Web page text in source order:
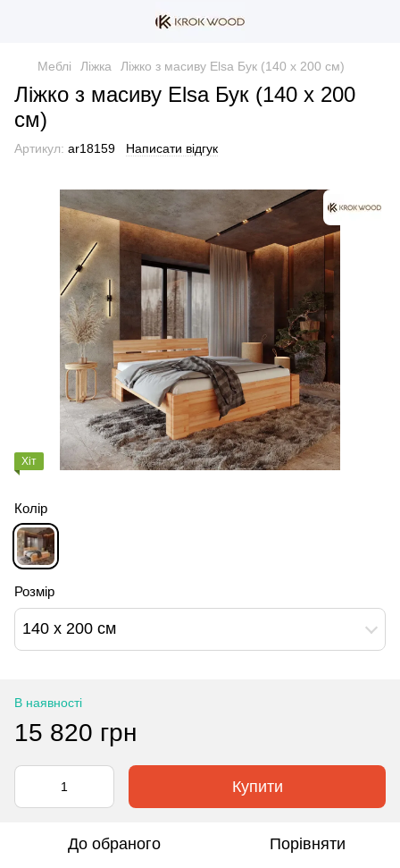
Меблі Ліжка Ліжко з масиву Elsa Бук (140 х 200 см)
Ліжко з масиву Elsa Бук (140 х 200
см)
Артикул: ar18159 Написати відгук
Хіт
Колір
Розмір
140 х 200 см
В наявності
15 820 грн
Купити
До обраного Порівняти